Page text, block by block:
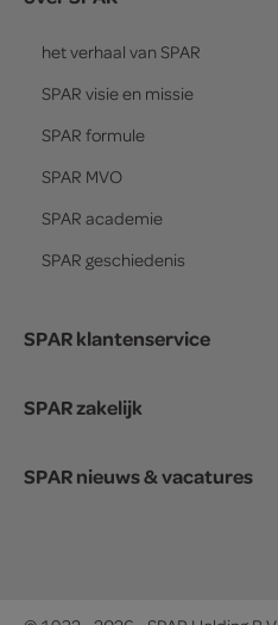
het verhaal van SPAR
SPAR visie en missie
SPAR formule
SPAR MVO
SPAR academie
SPAR geschiedenis
SPAR klantenservice
SPAR zakelijk
SPAR nieuws & vacatures